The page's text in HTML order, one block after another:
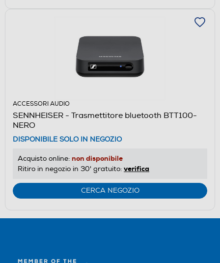
ACCESSORI AUDIO
SENNHEISER - Trasmettitore bluetooth BTT100-
NERO
DISPONIBILE SOLO IN NEGOZIO
Acquisto online: non disponibile
Ritiro in negozio in 30' gratuito: verifica
CERCA NEGOZIO